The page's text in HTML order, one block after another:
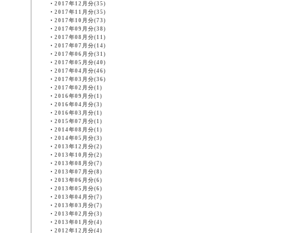
・ 2017年12月分(35)
・ 2017年11月分(35)
・ 2017年10月分(73)
・ 2017年09月分(38)
・ 2017年08月分(11)
・ 2017年07月分(14)
・ 2017年06月分(31)
・ 2017年05月分(40)
・ 2017年04月分(46)
・ 2017年03月分(36)
・ 2017年02月分(1)
・ 2016年09月分(1)
・ 2016年04月分(3)
・ 2016年03月分(1)
・ 2015年07月分(1)
・ 2014年08月分(1)
・ 2014年05月分(3)
・ 2013年12月分(2)
・ 2013年10月分(2)
・ 2013年08月分(7)
・ 2013年07月分(8)
・ 2013年06月分(6)
・ 2013年05月分(6)
・ 2013年04月分(7)
・ 2013年03月分(7)
・ 2013年02月分(3)
・ 2013年01月分(4)
・ 2012年12月分(4)